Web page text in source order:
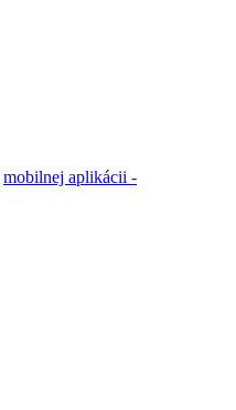
mobilnej aplikácii -